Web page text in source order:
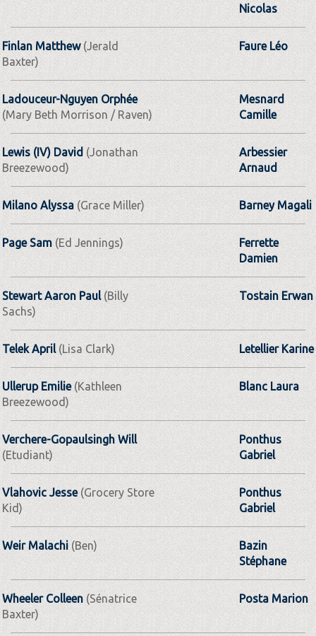
Nicolas
Finlan Matthew(Jerald
Baxter)
Faure Léo
Ladouceur-Nguyen Orphée
(Mary Beth Morrison / Raven)
Mesnard
Camille
Lewis (IV) David (Jonathan
Breezewood)
Arbessier
Arnaud
Milano Alyssa(Grace Miller) Barney Magali
Page Sam(Ed Jennings)
Ferrette
Damien
Stewart Aaron Paul(Billy
Sachs)
Tostain Erwan
Telek April (Lisa Clark) Letellier Karine
Ullerup Emilie(Kathleen
Breezewood)
Blanc Laura
Verchere-Gopaulsingh Will
(Etudiant)
Ponthus
Gabriel
Vlahovic Jesse(Grocery Store
Kid)
Ponthus
Gabriel
Weir Malachi (Ben)
Bazin
Stéphane
Wheeler Colleen (Sénatrice
Baxter)
Posta Marion